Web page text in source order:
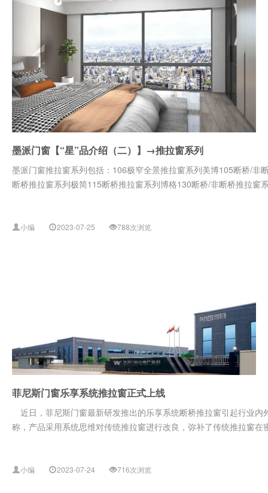
墨派门窗【“星”品介绍（二）】→推拉窗系列
墨派门窗推拉窗系列包括：106极窄全景推拉窗系列美博105断桥/
断桥推拉窗系列极简115断桥推拉窗系列博格130断桥/非断桥推拉窗
小编 2023-07-25 788次浏览
菲尼斯门窗乐享系统推拉窗正式上线
近日，菲尼斯门窗最新研发推出的乐享系统断桥推拉窗引起行业
称，产品采用系统思维对传统推拉窗进行改良，弥补了传统推拉窗在
小编 2023-07-24 716次浏览